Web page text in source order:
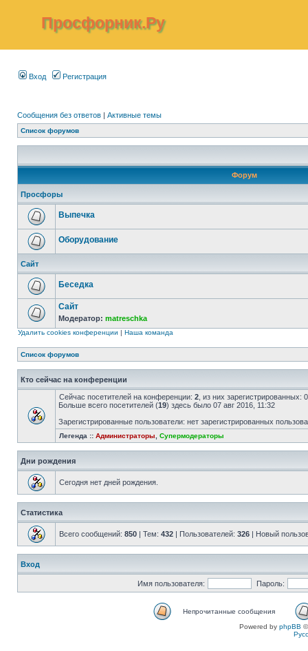
Просфорник.Ру
Вход Регистрация
Сообщения без ответов | Активные темы
Список форумов
Форум
Просфоры
Выпечка
Оборудование
Сайт
Беседка
Сайт
Модератор: matreschka
Удалить cookies конференции | Наша команда
Список форумов
Кто сейчас на конференции
Сейчас посетителей на конференции: 2 , из них
Больше всего посетителей (19) здесь было 07 авг 2016, 11:32
Зарегистрированные пользователи: нет зарегистрированных
Легенда :: Администраторы Супермодераторы
Дни рождения
Сегодня нет дней рождения.
Статистика
Всего сообщений: 850 | Тем: 432 | Пользователей: 326 | Новый
Вход
Имя пользователя: Пароль:
Непрочитанные сообщения
Powered by phpBB